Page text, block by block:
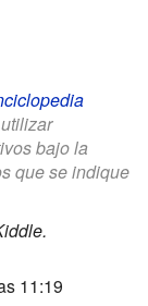
bajo la
que se indique
11:19